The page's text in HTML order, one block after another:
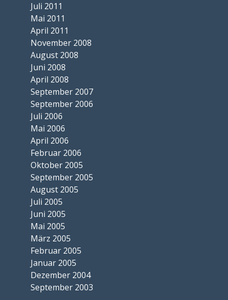
Juli 2011
Mai 2011
April 2011
November 2008
August 2008
Juni 2008
April 2008
September 2007
September 2006
Juli 2006
Mai 2006
April 2006
Februar 2006
Oktober 2005
September 2005
August 2005
Juli 2005
Juni 2005
Mai 2005
März 2005
Februar 2005
Januar 2005
Dezember 2004
September 2003